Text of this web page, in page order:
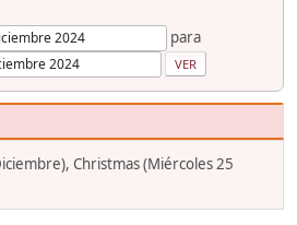
para
Christmas (Miércoles 25